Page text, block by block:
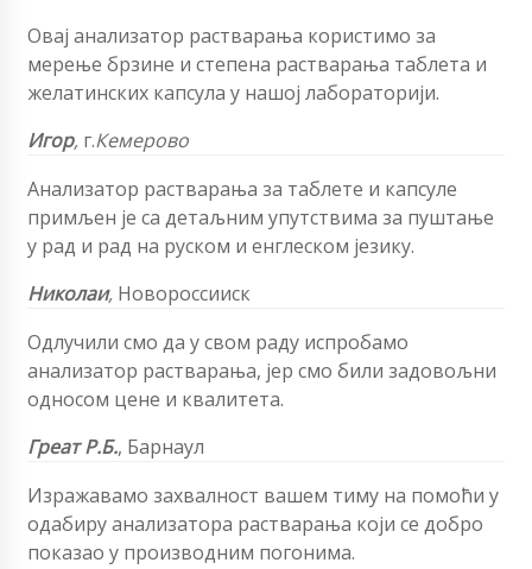
Овај анализатор растварања користимо за
мерење брзине и степена растварања таблета и
желатинских капсула у нашој лабораторији.
Игор, г.Кемерово
Анализатор растварања за таблете и капсуле
примљен је са детаљним упутствима за пуштање
у рад и рад на руском и енглеском језику.
Николаи, Новороссииск
Одлучили смо да у свом раду испробамо
анализатор растварања, јер смо били задовољни
односом цене и квалитета.
Греат Р.Б., Барнаул
Изражавамо захвалност вашем тиму на помоћи у
одабиру анализатора растварања који се добро
показао у производним погонима.